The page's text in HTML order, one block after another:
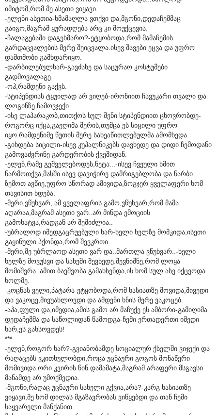
იმიტომ,რომ მე ასეთი ვიყავი.
-ელენი ასეთია-ხმამაღლა ვთქვი და,მგონი,დედაჩემმაც
გაიგო,მაგრამ ყურადღება არც კი მოუქცევია.
-ჩალაგებაში დაგეხმარო?-ეტყობოდა,რომ მამაჩემის
გარდაცვალების მერე შეიცვალა.ისევ შავები ეცვა და უფრო
დამთმობი გამხდარიყო.
-დარბილებულხარ-გავძახე და საცურაო კოსტუმები
გადმოვალაგე.
-ოჰ,რამდენი გაქვს.
-სტიპენდიას ტყუილად არ ვიღებ-ირონიით ჩავუკარი თვალი და
ლოგინზე ჩამოვჯექი.
-ისე ლაპარაკობ,თითქოს სულ შენი სტიპენდიით ცხოვრობდე-
როგორც იქცა,გაეღიმა მერის,თუმცა ეს სიცილი უფრო
იყო.რამდენიმე წუთის მერე სახეაწითლებულმა ამომხედა.
-გიხდება სიცილი-ისევ კუპალნიკებს დავხედე და დიდი ჩემოდანი
გამოვაძვრინე გარდერობის ქვეშიდან.
-ელენ,რამე გეშველებოდეს,ნეტა...-ისევ ჩვეული ხმით
წარმოთქვა,მასში ისევ დავიჭირე დამრიგებლობა და წარბი
ზემოთ ავწიე,უფრო სწორად ამივიდა,ზოგჯერ ყველაფერი ხომ
თავისით ხდება.
-მერი,ვწუხვარ, ამ ყველაფრის გამო,ვწუხვარ,რომ მამა
აღარაა,მაგრამ ასეთი ვარ..არ მინდა ემოციის
გამოხატვა,რადგან არ შემიძლია..
-უბრალოდ იმედგაცრუებული ხარ-ხელი ხელზე მომკიდა,ისეთი
გაყინული ჰქონდა,რომ შევკრთი.
-მერი,მე უბრლაოდ ასეთი ვარ და..მართლა ვწუხვარ..-ხელი
ხელზე მოვუსვი და სახეში შევხედე.შევნიშნე,რომ ლოყა
მომიშვრა..ამით ბავშვობა გამახსენდა,ის ხომ სულ ასე იქცეოდა
ხოლმე.
-კოცნას ველი,პატარა-ეტყობოდა,რომ ხასიათზე მოვიდა,მივედი
და ვაკოცე,მივუახლოვდი და ამდენი ხნის მერე ვაკოცებ.
-აჰა,ფული და,იმედია,ამის გამო არ მაჩუქე ეს ამბორი-გამიღიმა
დედაჩემმა და საწოლიდან წამოდგა-ჩემი ერთადერთი იმედი
ხარ,ეს გახსოვდეს!
***
-ელენ,როგორ ხარ?-გვიანობამდე სოციალურ ქსელში ვიჯექი და
რაღაცებს ვკითხულობდი,როცა უცნაური გოგოს მონაწერი
მომივიდა.ორი კვირის წინ დამამატა,მაგრამ არაფერი მსგავსი
მანამდე არ უმოქმედია.
-მგონი,რაღაც უცნაური სახელი გქვია,არა?-კარგ ხასიათზე
ვიყავი,მე ხომ დილას მგაზავრობას ვიწყებდი და თან ჩემი
საყვარელი მანქანით.